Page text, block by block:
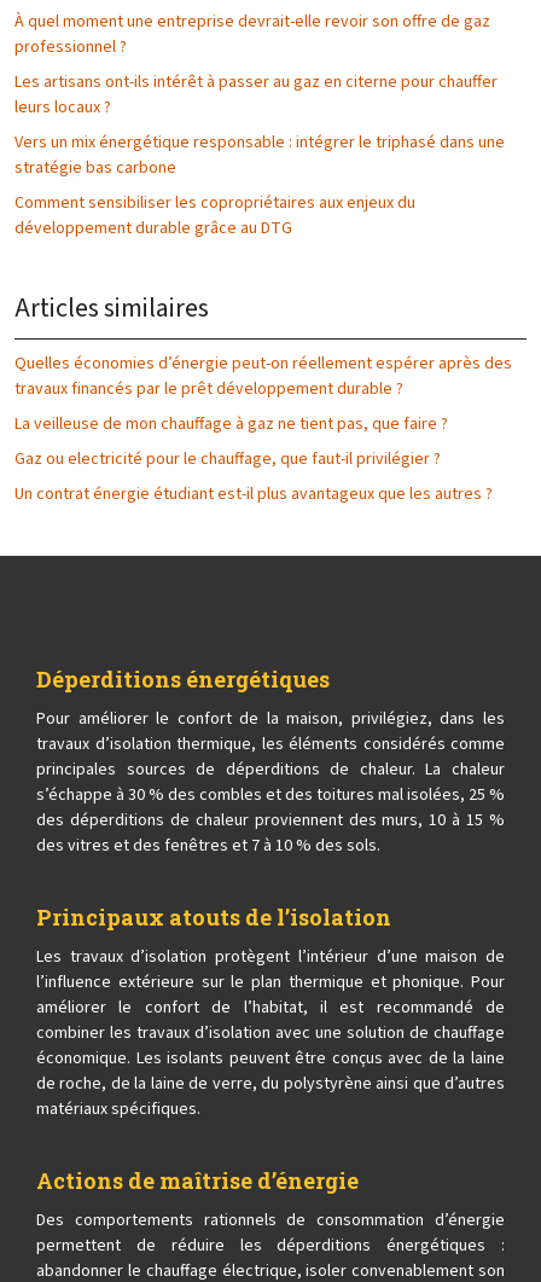
À quel moment une entreprise devrait-elle revoir son offre de gaz
professionnel ?
Les artisans ont-ils intérêt à passer au gaz en citerne pour chauffer
leurs locaux ?
Vers un mix énergétique responsable : intégrer le triphasé dans une
stratégie bas carbone
Comment sensibiliser les copropriétaires aux enjeux du
développement durable grâce au DTG
Articles similaires
Quelles économies d’énergie peut-on réellement espérer après des
travaux financés par le prêt développement durable ?
La veilleuse de mon chauffage à gaz ne tient pas, que faire ?
Gaz ou electricité pour le chauffage, que faut-il privilégier ?
Un contrat énergie étudiant est-il plus avantageux que les autres ?
Déperditions énergétiques
Pour améliorer le confort de la maison, privilégiez, dans les
travaux d’isolation thermique, les éléments considérés comme
principales sources de déperditions de chaleur. La chaleur
s’échappe à 30 % des combles et des toitures mal isolées, 25 %
des déperditions de chaleur proviennent des murs, 10 à 15 %
des vitres et des fenêtres et 7 à 10 % des sols.
Principaux atouts de l’isolation
Les travaux d’isolation protègent l’intérieur d’une maison de
l’influence extérieure sur le plan thermique et phonique. Pour
améliorer le confort de l’habitat, il est recommandé de
combiner les travaux d’isolation avec une solution de chauffage
économique. Les isolants peuvent être conçus avec de la laine
de roche, de la laine de verre, du polystyrène ainsi que d’autres
matériaux spécifiques.
Actions de maîtrise d’énergie
Des comportements rationnels de consommation d’énergie
permettent de réduire les déperditions énergétiques :
abandonner le chauffage électrique, isoler convenablement son